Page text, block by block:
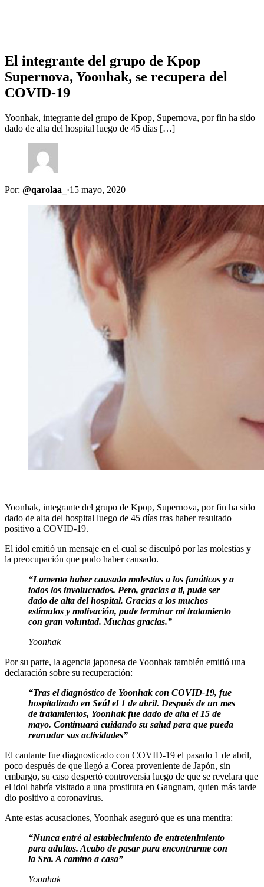
El integrante del grupo de Kpop
Supernova, Yoonhak, se recupera del
COVID-19
Yoonhak, integrante del grupo de Kpop, Supernova, por fin ha sido
dado de alta del hospital luego de 45 días […]
Por: @qarolaa_ ·15 mayo, 2020
Yoonhak, integrante del grupo de Kpop, Supernova, por fin ha sido
dado de alta del hospital luego de 45 días tras haber resultado
positivo a COVID-19.
El idol emitió un mensaje en el cual se disculpó por las molestias y
la preocupación que pudo haber causado.
“Lamento haber causado molestias a los fanáticos y a
todos los involucrados. Pero, gracias a ti, pude ser
dado de alta del hospital. Gracias a los muchos
estímulos y motivación, pude terminar mi tratamiento
con gran voluntad. Muchas gracias.”
Yoonhak
Por su parte, la agencia japonesa de Yoonhak también emitió una
declaración sobre su recuperación:
“Tras el diagnóstico de Yoonhak con COVID-19, fue
hospitalizado en Seúl el 1 de abril. Después de un mes
de tratamientos, Yoonhak fue dado de alta el 15 de
mayo. Continuará cuidando su salud para que pueda
reanudar sus actividades”
El cantante fue diagnosticado con COVID-19 el pasado 1 de abril,
poco después de que llegó a Corea proveniente de Japón, sin
embargo, su caso despertó controversia luego de que se revelara que
el idol habría visitado a una prostituta en Gangnam, quien más tarde
dio positivo a coronavirus.
Ante estas acusaciones, Yoonhak aseguró que es una mentira:
“Nunca entré al establecimiento de entretenimiento
para adultos. Acabo de pasar para encontrarme con
la Sra. A camino a casa”
Yoonhak